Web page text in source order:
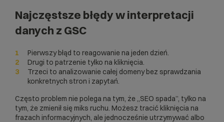
Najczęstsze błędy w interpretacji
danych z GSC
Pierwszy błąd to reagowanie na jeden dzień.
Drugi to patrzenie tylko na kliknięcia.
Trzeci to analizowanie całej domeny bez sprawdzania
konkretnych stron i zapytań.
Często problem nie polega na tym, że „SEO spada”, tylko na
tym, że zmienił się miks ruchu. Możesz tracić kliknięcia na
frazach informacyjnych, ale jednocześnie utrzymywać albo